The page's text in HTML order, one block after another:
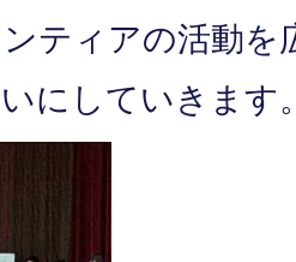
ティアの活動を
にしていきます